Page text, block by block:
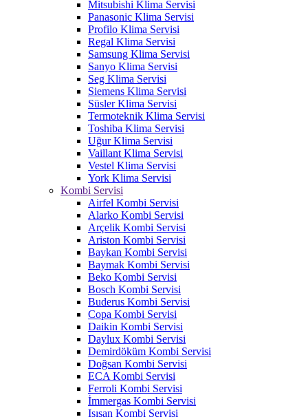
Mitsubishi Klima Servisi
Panasonic Klima Servisi
Profilo Klima Servisi
Regal Klima Servisi
Samsung Klima Servisi
Sanyo Klima Servisi
Seg Klima Servisi
Siemens Klima Servisi
Süsler Klima Servisi
Termoteknik Klima Servisi
Toshiba Klima Servisi
Uğur Klima Servisi
Vaillant Klima Servisi
Vestel Klima Servisi
York Klima Servisi
Kombi Servisi
Airfel Kombi Servisi
Alarko Kombi Servisi
Arçelik Kombi Servisi
Ariston Kombi Servisi
Baykan Kombi Servisi
Baymak Kombi Servisi
Beko Kombi Servisi
Bosch Kombi Servisi
Buderus Kombi Servisi
Copa Kombi Servisi
Daikin Kombi Servisi
Daylux Kombi Servisi
Demirdöküm Kombi Servisi
Doğsan Kombi Servisi
ECA Kombi Servisi
Ferroli Kombi Servisi
İmmergas Kombi Servisi
Isısan Kombi Servisi